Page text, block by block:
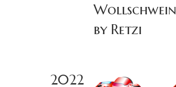
Wollschwein
by Retzi
2022